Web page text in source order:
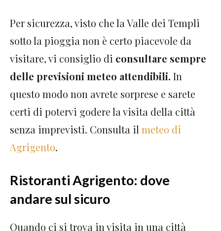
Per sicurezza, visto che la Valle dei Templi
sotto la pioggia non è certo piacevole da
visitare, vi consiglio di consultare sempre
delle previsioni meteo attendibili. In
questo modo non avrete sorprese e sarete
certi di potervi godere la visita della città
senza imprevisti. Consulta il meteo di
Agrigento.
Ristoranti Agrigento: dove
andare sul sicuro
Quando ci si trova in visita in una città